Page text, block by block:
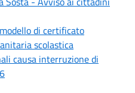
di certificato
scolastica
causa interruzione di